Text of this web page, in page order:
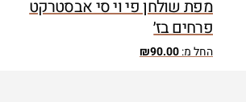
מפת שולחן פי וי סי אבסטרקט
פרחים בז׳
החל מ: ₪90.00